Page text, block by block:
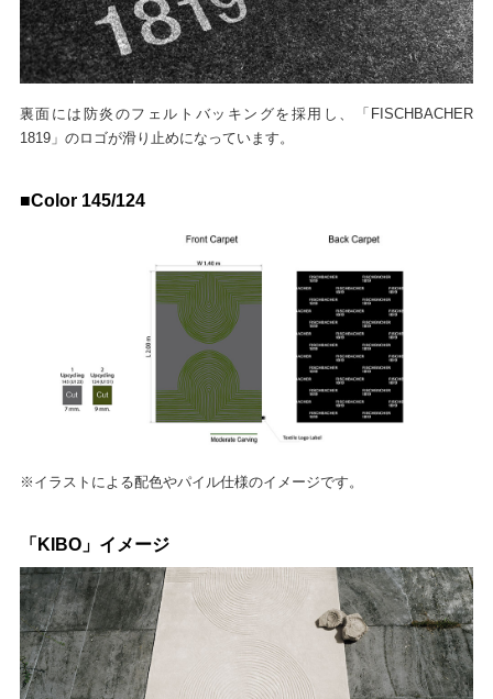
裏面には防炎のフェルトバッキングを採用し、「FISCHBACHER
1819」のロゴが滑り止めになっています。
■Color 145/124
※イラストによる配色やパイル仕様のイメージです。
「KIBO」イメージ